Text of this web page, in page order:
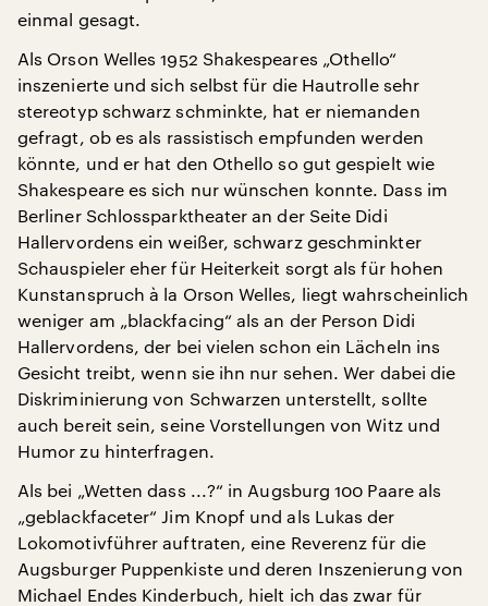
einmal gesagt.
Als Orson Welles 1952 Shakespeares „Othello“
inszenierte und sich selbst für die Hautrolle sehr
stereotyp schwarz schminkte, hat er niemanden
gefragt, ob es als rassistisch empfunden werden
könnte, und er hat den Othello so gut gespielt wie
Shakespeare es sich nur wünschen konnte. Dass im
Berliner Schlossparktheater an der Seite Didi
Hallervordens ein weißer, schwarz geschminkter
Schauspieler eher für Heiterkeit sorgt als für hohen
Kunstanspruch à la Orson Welles, liegt wahrscheinlich
weniger am „blackfacing“ als an der Person Didi
Hallervordens, der bei vielen schon ein Lächeln ins
Gesicht treibt, wenn sie ihn nur sehen. Wer dabei die
Diskriminierung von Schwarzen unterstellt, sollte
auch bereit sein, seine Vorstellungen von Witz und
Humor zu hinterfragen.
Als bei „Wetten dass ...?“ in Augsburg 100 Paare als
„geblackfaceter“ Jim Knopf und als Lukas der
Lokomotivführer auftraten, eine Reverenz für die
Augsburger Puppenkiste und deren Inszenierung von
Michael Endes Kinderbuch, hielt ich das zwar für